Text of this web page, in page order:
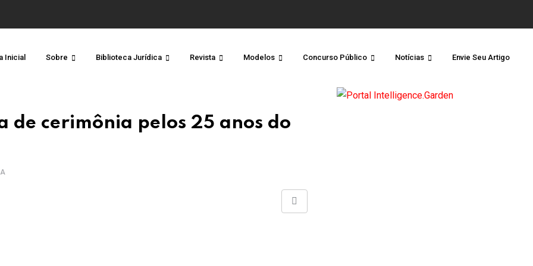
Inicial Sobre Biblioteca Jurídica Revista Modelos Concurso Público Notícias Envie Seu Artigo
de cerimônia pelos 25 anos do
Share